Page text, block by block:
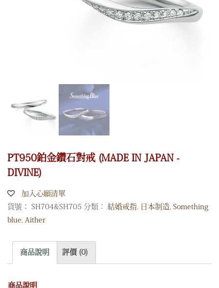
PT950鉑金鑽石對戒 (MADE IN JAPAN -
DIVINE)
加入心願清單
貨號： SH704&SH705 分類： 結婚戒指 日本制造 Something
blue Aither
商品說明 評價 (0)
商品說明